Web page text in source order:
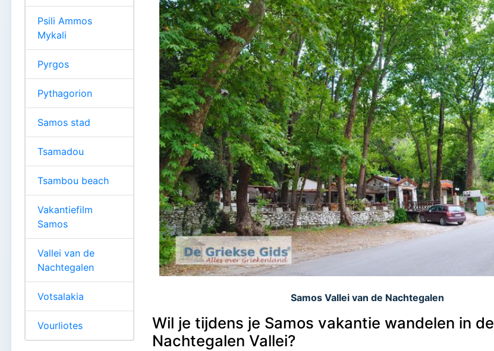
Samos Vallei van de Nachtegalen
Wil je tijdens je Samos vakantie wandelen in de
Nachtegalen Vallei?
Psili Ammos
Mykali
Pyrgos
Pythagorion
Samos stad
Tsamadou
Tsambou beach
Vakantiefilm
Samos
Vallei van de
Nachtegalen
Votsalakia
Vourliotes